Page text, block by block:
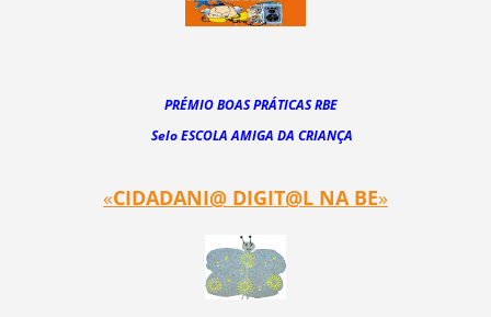
PRÉMIO BOAS PRÁTICAS RBE
Selo ESCOLA AMIGA DA CRIANÇA
«CIDADANI@ DIGIT@L NA BE»